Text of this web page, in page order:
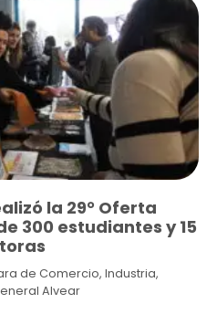
la 29° Oferta
300 estudiantes y 15
de Comercio, Industria,
Alvear